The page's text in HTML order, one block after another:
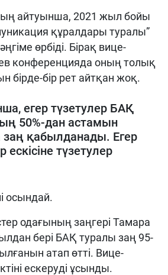
айтуынша, 2021 жыл бойы
құралдары туралы”
өрбіді. Бірақ вице-
конференцияда оның толық
бірде-бір рет айтқан жоқ.
егер түзетулер БАҚ
50%-дан астамын
заң қабылданады. Егер
ескісіне түзетулер
осындай.
одағының заңгері Тамара
бері БАҚ туралы заң 95-
атап өтті. Вице-
ескеруді ұсынды.